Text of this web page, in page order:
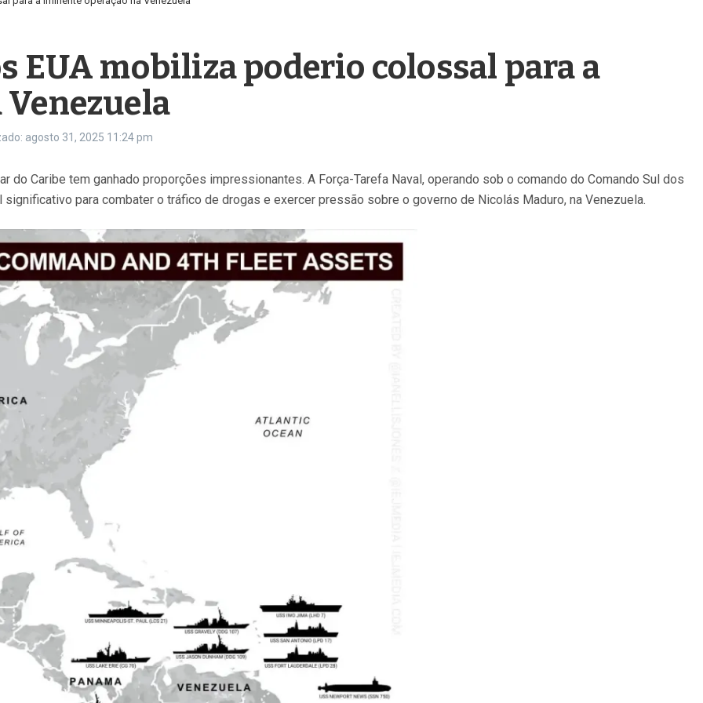
EUA mobiliza poderio colossal para a
agosto 31, 2025 11:24 pm
do Caribe tem ganhado proporções impressionantes. A Força-Tarefa Naval, operando sob o comando do Comando Sul dos
significativo para combater o tráfico de drogas e exercer pressão sobre o governo de Nicolás Maduro, na Venezuela.